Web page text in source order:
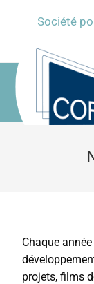
Société
Chaque
projets, films